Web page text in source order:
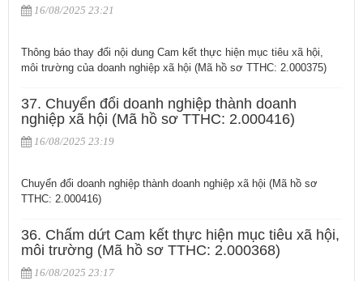
16/08/2025 23:21
Thông báo thay đổi nội dung Cam kết thực hiện mục tiêu xã hội,
môi trường của doanh nghiệp xã hội (Mã hồ sơ TTHC: 2.000375)
37. Chuyển đổi doanh nghiệp thành doanh
nghiệp xã hội (Mã hồ sơ TTHC: 2.000416)
16/08/2025 23:19
Chuyển đổi doanh nghiệp thành doanh nghiệp xã hội (Mã hồ sơ
TTHC: 2.000416)
36. Chấm dứt Cam kết thực hiện mục tiêu xã hội,
môi trường (Mã hồ sơ TTHC: 2.000368)
16/08/2025 23:17